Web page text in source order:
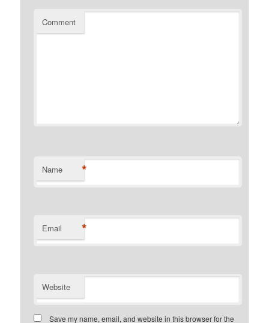
Comment
Name *
Email *
Website
Save my name, email, and website in this browser for the